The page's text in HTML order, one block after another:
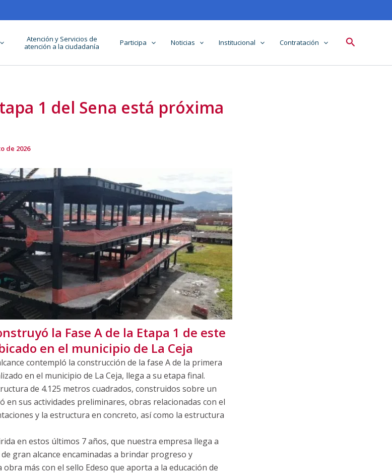
Atención y Servicios de
atención a la ciudadanía
Participa Noticias Institucional Contratación Buscar
1 del Sena está próxima
de 2026
la Fase A de la Etapa 1 de este
en el municipio de La Ceja
contempló la construcción de la fase A de la primera
en el municipio de La Ceja, llega a su etapa final.
de 4.125 metros cuadrados, construidos sobre un
en sus actividades preliminares, obras relacionadas con el
y la estructura en concreto, así como la estructura
en estos últimos 7 años, que nuestra empresa llega a
gran alcance encaminadas a brindar progreso y
más con el sello Edeso que aporta a la educación de